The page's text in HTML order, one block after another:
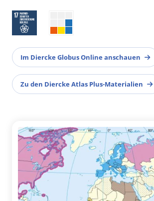
Im Diercke Globus Online anschauen
Zu den Diercke Atlas Plus-Materialien